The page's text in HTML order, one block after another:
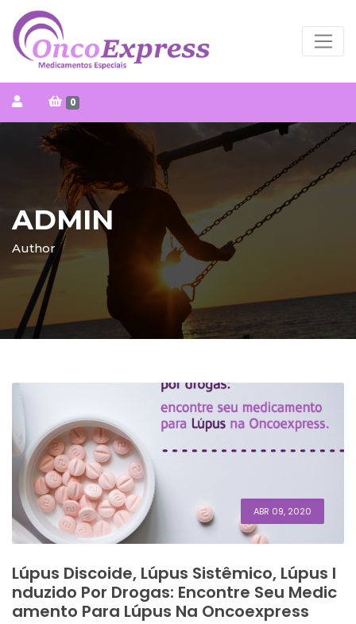
0
ADMIN
Author
ABR 09, 2020
Lúpus Discoide, Lúpus Sistêmico, Lúpus I
Nduzido Por Drogas: Encontre Seu Medic
Amento Para Lúpus Na Oncoexpress